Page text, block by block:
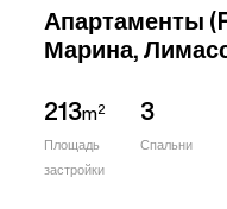
Апартаменты
Марина,
213m2
Площадь
застройки
3
Спальни